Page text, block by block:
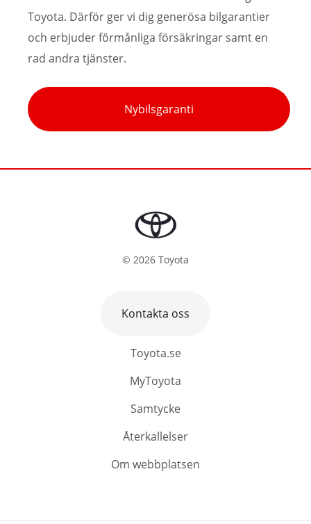
Toyota. Därför ger vi dig generösa bilgarantier
och erbjuder förmånliga försäkringar samt en
rad andra tjänster.
Nybilsgaranti
© 2026 Toyota
Toyota.se
MyToyota
Samtycke
Återkallelser
Om webbplatsen
Kontakta oss